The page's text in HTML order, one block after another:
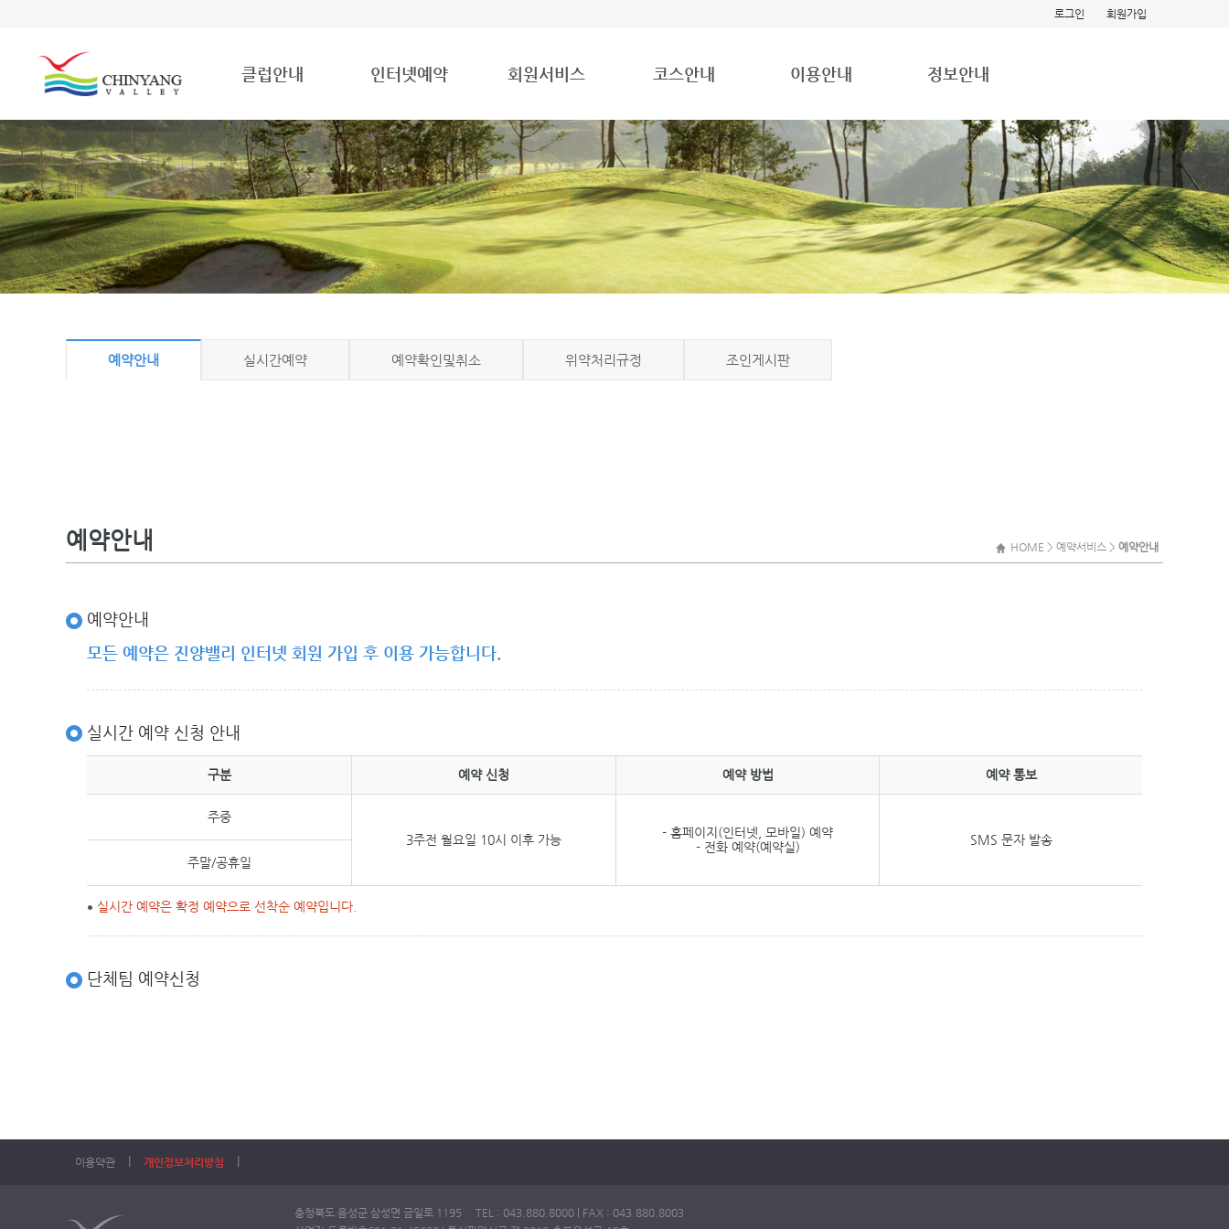
회원가입
로그인
클럽안내 인터넷예약 회원서비스 코스안내 이용안내 정보안내
예약안내 실시간예약 예약확인및취소 위약처리규정 조인게시판
예약안내 HOME > 예약서비스 > 예약안내
예약안내
모든 예약은 진양밸리 인터넷 회원 가입 후 이용 가능합니다.
실시간 예약 신청 안내
구분 예약 신청 예약 방법 예약 통보
주중
3주전 월요일 10시 이후 가능
- 홈페이지(인터넷, 모바일) 예약
- 전화 예약(예약실)
SMS 문자 발송
주말/공휴일
실시간 예약은 확정 예약으로 선착순 예약입니다.
단체팀 예약신청
이용약관 l 개인정보처리방침 l
충청북도 음성군 삼성면 금일로 1195 TEL : 043.880.8000 | FAX : 043.880.8003